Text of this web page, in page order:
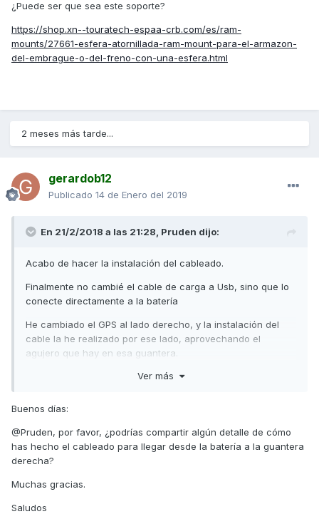
¿Puede ser que sea este soporte?
https://shop.xn--touratech-espaa-crb.com/es/ram-
mounts/27661-esfera-atornillada-ram-mount-para-el-armazon-
del-embrague-o-del-freno-con-una-esfera.html
2 meses más tarde...
gerardob12
Publicado 14 de Enero del 2019
En 21/2/2018 a las 21:28, Pruden dijo:
Acabo de hacer la instalación del cableado.
Finalmente no cambié el cable de carga a Usb, sino que lo
conecte directamente a la batería
He cambiado el GPS al lado derecho, y la instalación del
cable la he realizado por ese lado, aprovechando el
agujero que hay en esa guantera.
Además no he desmontado ninguna tapa, más que la
cables no se ven, todo a través del propio chasis de la
También he aprovechado y he realizado la instalación del
cableado de los guantes calefactables
??
Ver más
Buenos días:
@Pruden, por favor, ¿podrías compartir algún detalle de cómo
has hecho el cableado para llegar desde la batería a la guantera
derecha?
Muchas gracias.
Saludos